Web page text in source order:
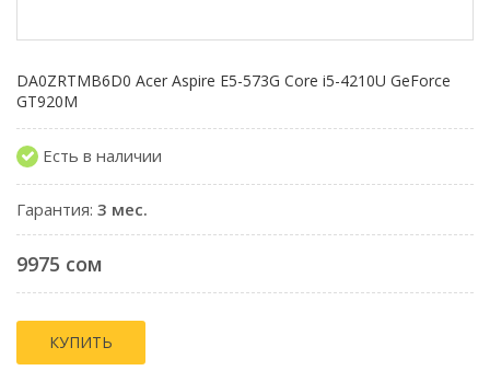
DA0ZRTMB6D0 Acer Aspire E5-573G Core i5-4210U GeForce
GT920M
Есть в наличии
Гарантия: 3 мес.
9975 сом
КУПИТЬ